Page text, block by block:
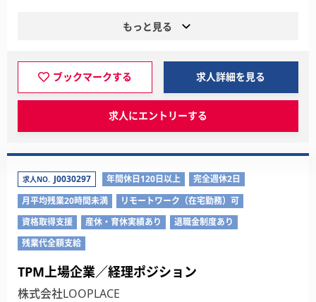
もっと見る
ブックマークする 求人詳細を見る
求人にエントリーする
求人NO. J0030297 年間休日120日以上
完全週休2日
月平均残業20時間未満
リモートワーク（在宅勤務）可
資格取得支援
産休・育休実績あり
退職金制度あり
残業代全額支給
TPM上場企業／経理ポジション
株式会社LOOPLACE